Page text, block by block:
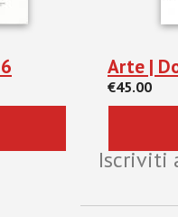
Arte |
€45.00
Iscriviti